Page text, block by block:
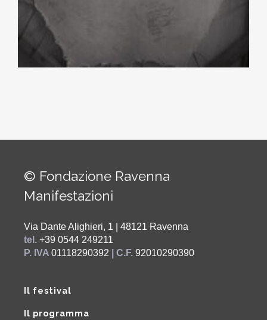
© Fondazione Ravenna
Manifestazioni
Via Dante Alighieri, 1 | 48121 Ravenna
tel. +39 0544 249211
P. IVA 01118290392 | C.F. 92010290390
Il festival
Il programma